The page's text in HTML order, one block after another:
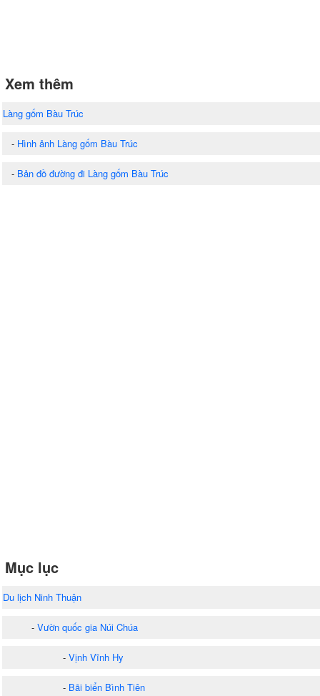
Xem thêm
Làng gốm Bàu Trúc
- Hình ảnh Làng gốm Bàu Trúc
- Bản đồ đường đi Làng gốm Bàu Trúc
Mục lục
Du lịch Ninh Thuận
- Vườn quốc gia Núi Chúa
- Vịnh Vĩnh Hy
- Bãi biển Bình Tiên